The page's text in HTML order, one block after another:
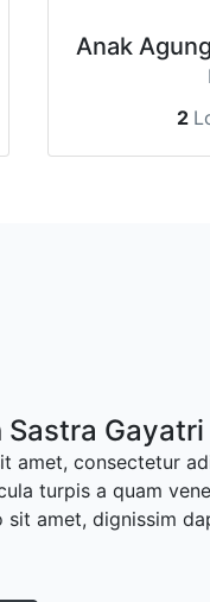
Anak
2
Sastra Gayatri
amet, consectetur
turpis a quam
amet, dignissim